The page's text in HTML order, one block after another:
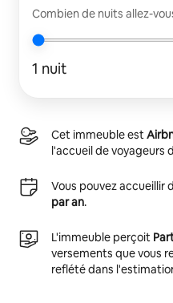
Combien de nuits allez-
1 nuit
Cet immeuble est
l'accueil de voyageurs
Vous pouvez accueillir
par an.
L'immeuble perçoit
versements que vous
reflété dans